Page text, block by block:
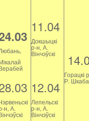
н, А.
11.04
Докшыцкі
р-н, А.
Вінчэўскі
12.04
Лепельскі
р-н, А.
Вінчэўскі
Горацкі
Р.